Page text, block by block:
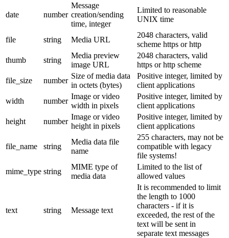
date number
Message
creation/sending
time, integer
Limited to reasonable
UNIX time
file string Media URL
2048 characters, valid
scheme https or http
thumb
string
Media preview
image URL
2048 characters, valid
https or http scheme
file_size
number
Size of media data
in octets (bytes)
Positive integer, limited by
client applications
width
number
Image or video
width in pixels
Positive integer, limited by
client applications
height
number
Image or video
height in pixels
Positive integer, limited by
client applications
file_name string
Media data file
name
255 characters, may not be
compatible with legacy
file systems!
mime_type string
MIME type of
media data
Limited to the list of
allowed values
text string Message text
It is recommended to limit
the length to 1000
characters - if it is
exceeded, the rest of the
text will be sent in
separate text messages